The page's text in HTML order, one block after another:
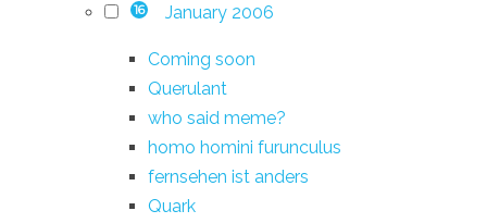
16 January 2006
Coming soon
Querulant
who said meme?
homo homini furunculus
fernsehen ist anders
Quark